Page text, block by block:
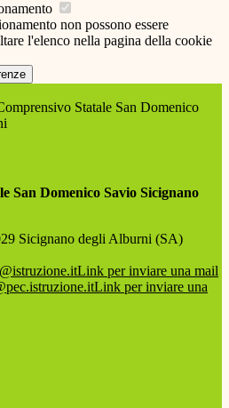
non possono essere
l'elenco nella pagina della cookie
Statale San Domenico
San Domenico Savio Sicignano
Sicignano degli Alburni (SA)
Link per inviare una mail
Link per inviare una